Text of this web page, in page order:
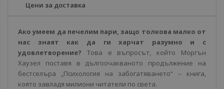
Цени за доставка
Ако умеем да печелим пари, защо толкова малко от
нас знаят как да ги харчат разумно и с
удовлетворение? Това е въпросът, който Моргън
Хаузел поставя в дългоочакваното продължение на
бестселъра „Психология на забогатяването“ – книга,
която завладя милиони читатели по света.